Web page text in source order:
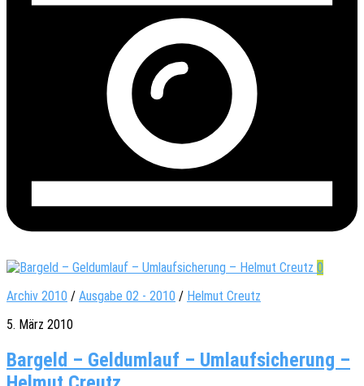
0
Archiv 2010 / Ausgabe 02 - 2010 / Helmut Creutz
5. März 2010
Bargeld – Geldumlauf – Umlaufsicherung –